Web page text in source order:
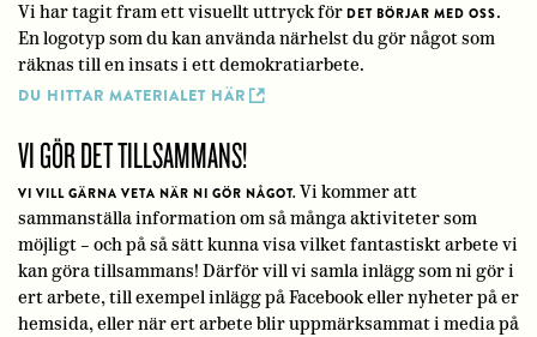
Vi har tagit fram ett visuellt uttryck för DET BÖRJAR MED OSS.
En logotyp som du kan använda närhelst du gör något som
räknas till en insats i ett demokratiarbete.
DU HITTAR MATERIALET HÄR
VI GÖR DET TILLSAMMANS!
VI VILL GÄRNA VETA NÄR NI GÖR NÅGOT. Vi kommer att
sammanställa information om så många aktiviteter som
möjligt – och på så sätt kunna visa vilket fantastiskt arbete vi
kan göra tillsammans! Därför vill vi samla inlägg som ni gör i
ert arbete, till exempel inlägg på Facebook eller nyheter på er
hemsida, eller när ert arbete blir uppmärksammat i media på